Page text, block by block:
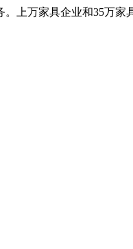
上万家具企业和35万